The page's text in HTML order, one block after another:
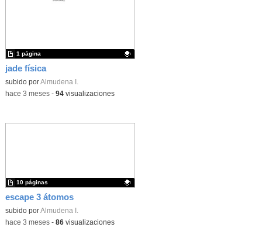
jade física
Contenido educativo.
subido porAlmudena I.
1 página
-hace 3 meses- 94visualizaciones
escape 3 átomos
Contenido educativo.
subido porAlmudena I.
10 páginas
-hace 3 meses- 86visualizaciones